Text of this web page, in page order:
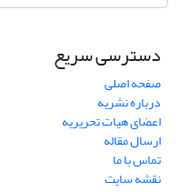
دسترسی سریع
صفحه اصلی
درباره نشریه
اعضای هیات تحریریه
ارسال مقاله
تماس با ما
نقشه سایت